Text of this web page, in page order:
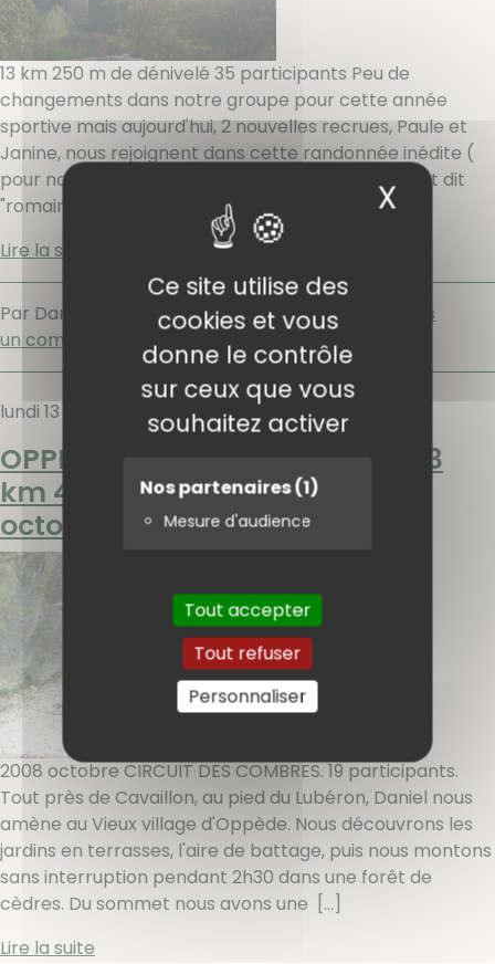
Ce site utilise des
cookies et vous
donne le contrôle
sur ceux que vous
souhaitez activer
Nos partenaires(1)
Mesure d'audience
Tout accepter
Tout refuser
Personnaliser
X
13 km 250 m de dénivelé 35 participants Peu de
changements dans notre groupe pour cette année
sportive mais aujourd'hui, 2 nouvelles recrues, Paule et
Janine, nous rejoignent dans cette randonnée inédite (
pour nous ) menée par Maryse. Départ du pont dit
"romain" mais construit au[…]
Lire la suite
Par Danielle, samedi 18 octobre 2008 .Randonnées
un commentaire
lundi 13 octobre 2008
OPPEDE LE VIEUX (Vaucluse) : 13
km 450m de dénivelé. mardi 7
octobre
2008 octobre CIRCUIT DES COMBRES. 19 participants.
Tout près de Cavaillon, au pied du Lubéron, Daniel nous
amène au Vieux village d'Oppède. Nous découvrons les
jardins en terrasses, l'aire de battage, puis nous montons
sans interruption pendant 2h30 dans une forêt de
cèdres. Du sommet nous avons une
[…]
Lire la suite